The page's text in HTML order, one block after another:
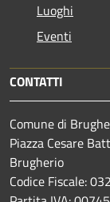
Luoghi
Eventi
CONTATTI
Comune di
Piazza Cesare
Brugherio
Codice Fiscale: